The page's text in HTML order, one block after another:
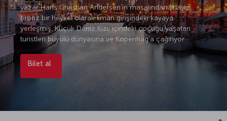
yazar Hans Christian Andersen'in masalından fırlayıp,
bronz bir heykel olarak liman girişindeki kayaya
yerleşmiş. Küçük Deniz Kızı, içindeki çocuğu yaşatan
turistleri büyülü dünyasına ve Kopenhag’a çağırıyor.
Bilet al